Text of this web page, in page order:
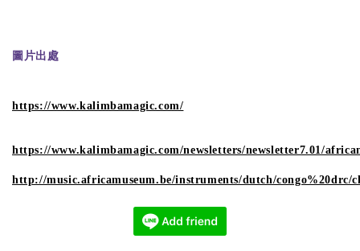
圖片出處
https://www.kalimbamagic.com/
https://www.kalimbamagic.com/newsletters/newsletter7.01/
http://music.africamuseum.be/instruments/dutch/congo%20drc/